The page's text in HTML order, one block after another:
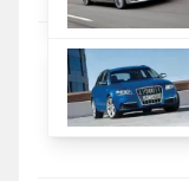
5. Kleur
Kies de kleur van